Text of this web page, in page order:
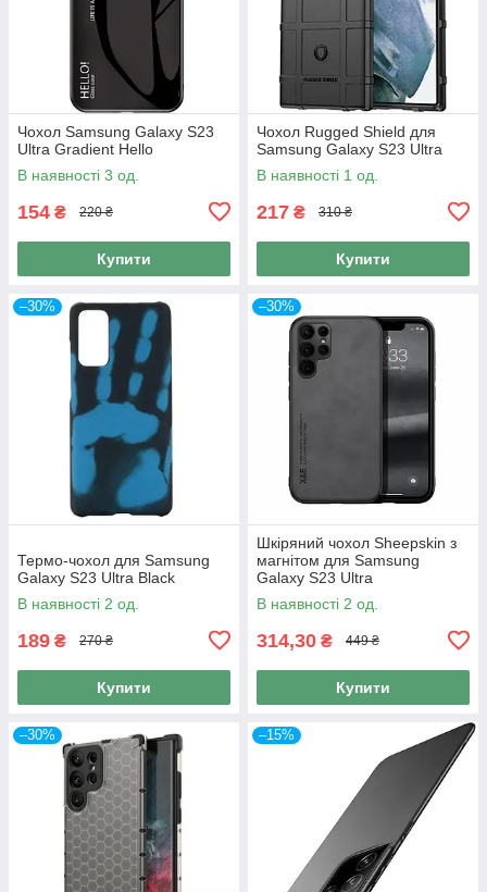
Чохол Samsung Galaxy S23
Ultra Gradient Hello
В наявності 3 од.
154 ₴ 220 ₴
Купити
Чохол Rugged Shield для
Samsung Galaxy S23 Ultra
В наявності 1 од.
217 ₴ 310 ₴
Купити
–30%
Термо-чохол для Samsung
Galaxy S23 Ultra Black
В наявності 2 од.
189 ₴ 270 ₴
Купити
–30%
Шкіряний чохол Sheepskin з
магнітом для Samsung
Galaxy S23 Ultra
В наявності 2 од.
314,30 ₴ 449 ₴
Купити
–30% –15%